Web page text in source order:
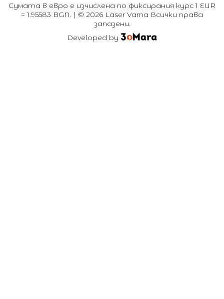
Сумата в евро е изчислена по фиксирания курс 1 EUR
= 1.95583 BGN. | © 2026 Laser Varna Всички права
запазени.
Developed by